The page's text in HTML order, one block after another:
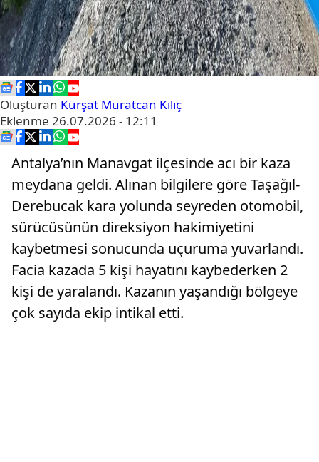
Oluşturan Kürşat Muratcan Kılıç
Eklenme 26.07.2026 - 12:11
Antalya’nın Manavgat ilçesinde acı bir kaza
meydana geldi. Alınan bilgilere göre Taşağıl-
Derebucak kara yolunda seyreden otomobil,
sürücüsünün direksiyon hakimiyetini
kaybetmesi sonucunda uçuruma yuvarlandı.
Facia kazada 5 kişi hayatını kaybederken 2
kişi de yaralandı. Kazanın yaşandığı bölgeye
çok sayıda ekip intikal etti.